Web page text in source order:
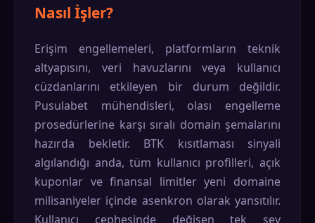
Nasıl İşler?
Erişim engellemeleri, platformların teknik
altyapısını, veri havuzlarını veya kullanıcı
cüzdanlarını etkileyen bir durum değildir.
Pusulabet mühendisleri, olası engelleme
prosedürlerine karşı sıralı domain şemalarını
hazırda bekletir. BTK kısıtlaması sinyali
algılandığı anda, tüm kullanıcı profilleri, açık
kuponlar ve finansal limitler yeni domaine
milisaniyeler içinde asenkron olarak yansıtılır.
Kullanıcı cephesinde değişen tek şey